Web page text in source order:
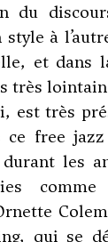
du
style à
et dans
très
est très
free
les
qui se